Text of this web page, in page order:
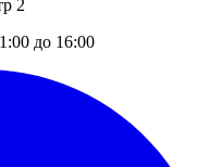
2
до 16:00